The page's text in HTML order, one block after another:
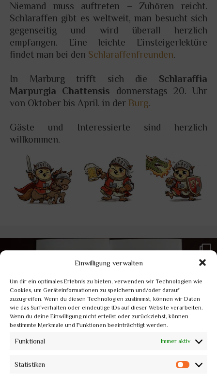
Einwilligung verwalten
Um dir ein optimales Erlebnis zu bieten, verwenden wir Technologien wie
Cookies, um Geräteinformationen zu speichern und/oder darauf
zuzugreifen. Wenn du diesen Technologien zustimmst, können wir Daten
wie das Surfverhalten oder eindeutige IDs auf dieser Website verarbeiten.
Wenn du deine Einwilligung nicht erteilst oder zurückziehst, können
bestimmte Merkmale und Funktionen beeinträchtigt werden.
Funktional Immer aktiv
Statistiken
Niemand muss auftreten – Zuhören reicht.
Schlaraffen gibt es weltweit, man besucht sich
gegenseitig und wird überall herzlich
empfangen. Eine leichte Einsteigerlektüre
findet man bei den Schlaraffenfreunden.
In Marburg trifft sich die Schlaraffia
Marpurgia Chattensis donnerstags 20. Uhr
von Oktober bis April. in der Burg.
Gäste und Interessierte sind herzlich
willkommen.